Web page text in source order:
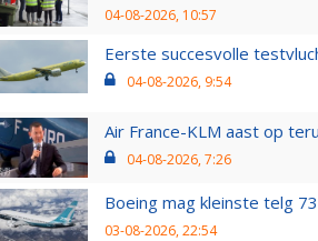
04-08-2026, 10:57
Eerste succesvolle
04-08-2026, 9:54
Air France-KLM aast op
04-08-2026, 7:26
Boeing mag kleinste telg
03-08-2026, 22:54